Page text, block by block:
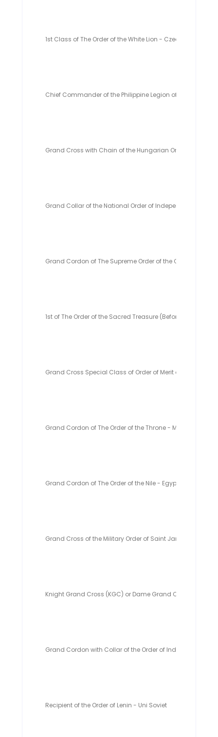
1st Class of The Order of the White Lion - Czechoslovak
Chief Commander of the Philippine Legion of Honor -
Grand Cross with Chain of the Hungarian Order of Merit
Grand Collar of the National Order of Independence -
Grand Cordon of The Supreme Order of the
1st of The Order of the Sacred Treasure (Before 2003) -
Grand Cross Special Class of Order of Merit of the
Grand Cordon of The Order of the Throne - Morocco (1960)
Grand Cordon of The Order of the Nile - Egypt (23 Juli 1955)
Grand Cross of the Military Order of Saint James of the
Knight Grand Cross (KGC) or Dame Grand Cross (DGC)
Grand Cordon with Collar of the Order of Independence
Recipient of the Order of Lenin - Uni Soviet